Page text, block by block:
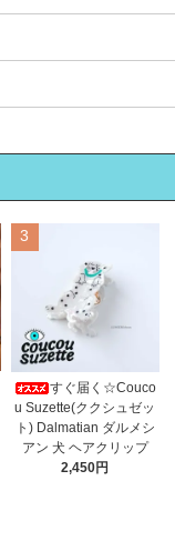
3
すぐ届く☆Couco
u Suzette(ククシュゼッ
ト) Dalmatian ダルメシ
アン 犬 ヘアクリップ
2,450円